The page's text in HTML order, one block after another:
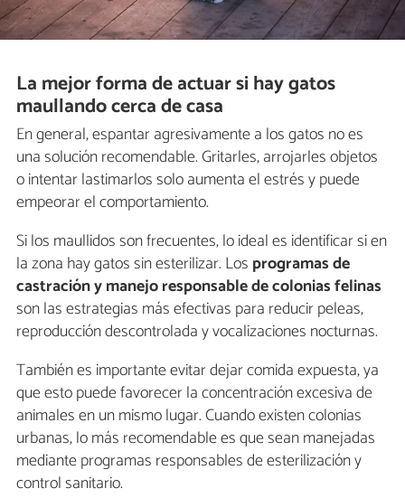
La mejor forma de actuar si hay gatos
maullando cerca de casa
En general, espantar agresivamente a los gatos no es
una solución recomendable. Gritarles, arrojarles objetos
o intentar lastimarlos solo aumenta el estrés y puede
empeorar el comportamiento.
Si los maullidos son frecuentes, lo ideal es identificar si en
la zona hay gatos sin esterilizar. Los programas de
castración y manejo responsable de colonias felinas
son las estrategias más efectivas para reducir peleas,
reproducción descontrolada y vocalizaciones nocturnas.
También es importante evitar dejar comida expuesta, ya
que esto puede favorecer la concentración excesiva de
animales en un mismo lugar. Cuando existen colonias
urbanas, lo más recomendable es que sean manejadas
mediante programas responsables de esterilización y
control sanitario.